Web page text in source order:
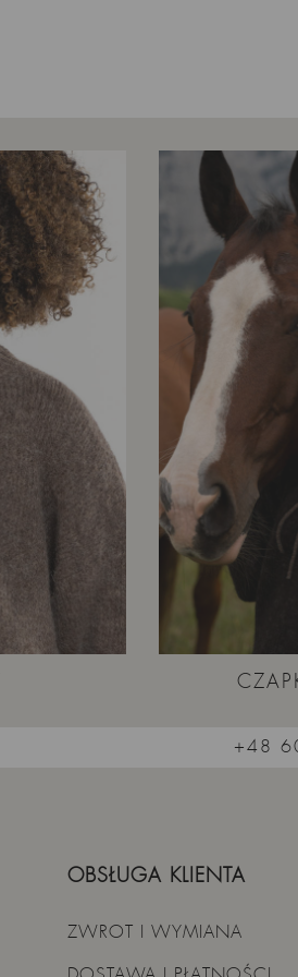
+48
OBSŁUGA KLIENTA
ZWROT I WYMIANA